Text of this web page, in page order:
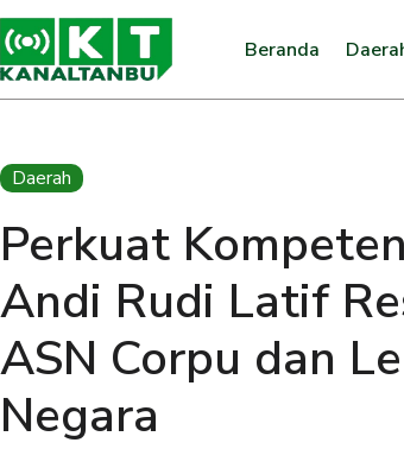
Beranda
Daerah
Perkuat
Andi Rudi Latif
ASN Corpu dan
Negara